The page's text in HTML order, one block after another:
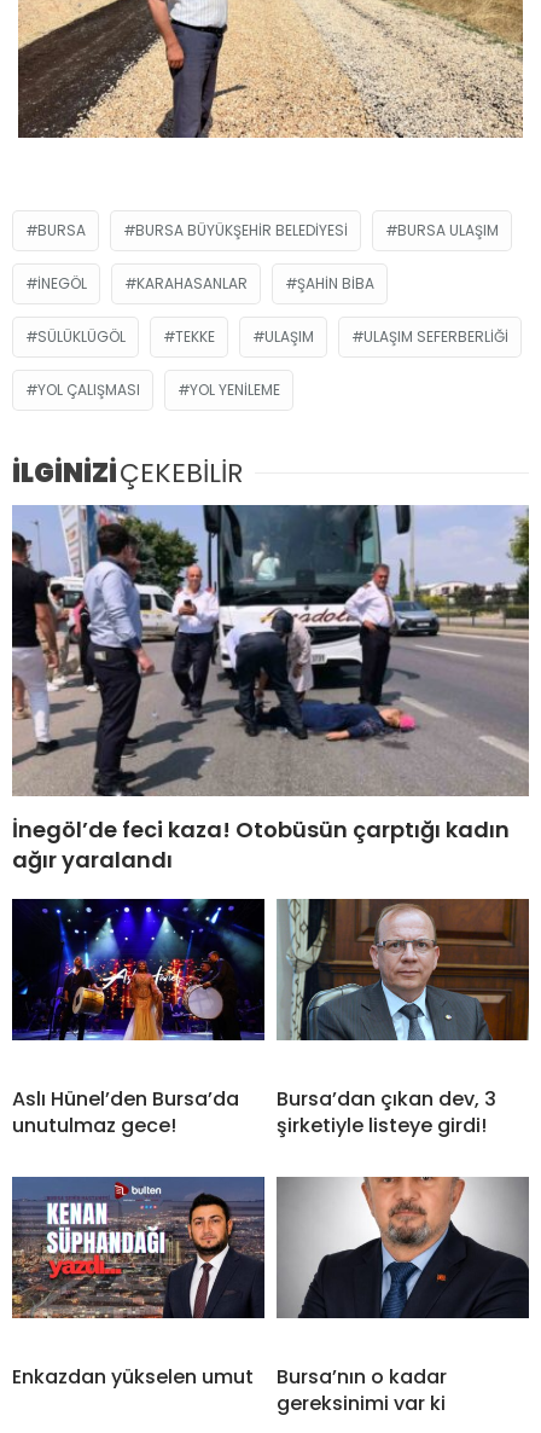
BURSA BURSA BÜYÜKŞEHIR BELEDIYESI BURSA ULAŞIM
İNEGÖL KARAHASANLAR ŞAHIN BIBA
SÜLÜKLÜGÖL TEKKE ULAŞIM ULAŞIM SEFERBERLIĞI
YOL ÇALIŞMASI YOL YENILEME
İLGİNİZİÇEKEBİLİR
İnegöl’de feci kaza! Otobüsün çarptığı kadın
ağır yaralandı
Aslı Hünel’den Bursa’da
unutulmaz gece!
Bursa’dan çıkan dev, 3
şirketiyle listeye girdi!
Enkazdan yükselen umut
Bursa’nın o kadar
gereksinimi var ki